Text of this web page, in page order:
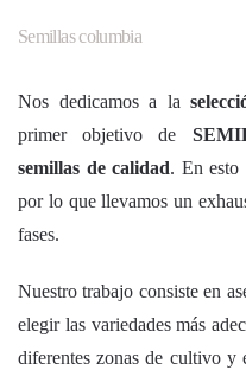
Semillas columbia
Nos dedicamos a la
primer objetivo de
semillas de calidad. En esto
por lo que llevamos un
fases.
Nuestro trabajo consiste en
elegir las variedades más
diferentes zonas de cultivo y